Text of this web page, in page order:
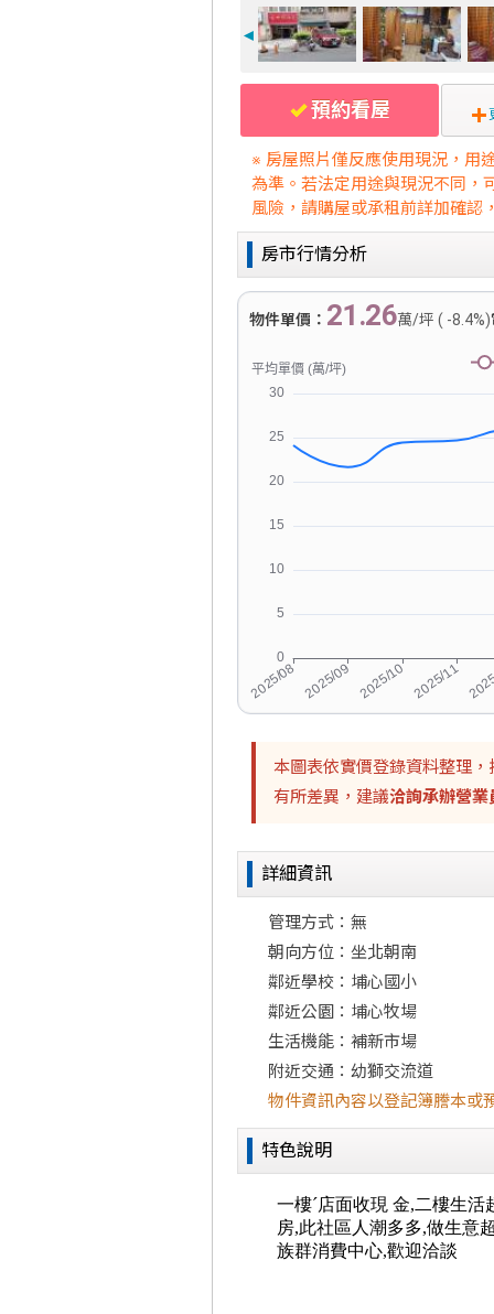
◄
預約看屋
※ 房屋照片僅反應使用現況，用
為準。若法定用途與現況不同，
風險，請購屋或承租前詳加確認
房市行情分析
物件單價： 21.26萬/坪 ( -8.4%)
本圖表依實價登錄資料整理
有所差異，建議洽詢承辦營業
詳細資訊
管理方式：無
朝向方位：坐北朝南
鄰近學校：埔心國小
鄰近公園：埔心牧場
生活機能：補新市場
附近交通：幼獅交流道
物件資訊內容以登記簿謄本或
特色說明